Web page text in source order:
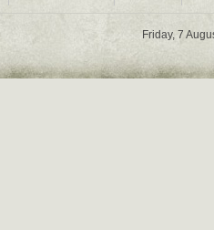
Friday, 7